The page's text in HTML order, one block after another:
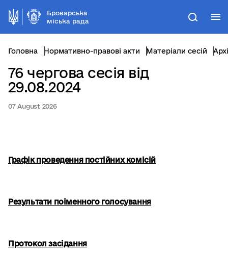
Броварська
міська рада
Пошук
Головна Нормативно-правові акти Матеріали сесій
76 чергова сесія від
29.08.2024
07 August 2026
Графік проведення постійних комісій
Результати поіменного голосування
Протокол засідання